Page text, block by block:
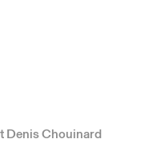
Denis Chouinard